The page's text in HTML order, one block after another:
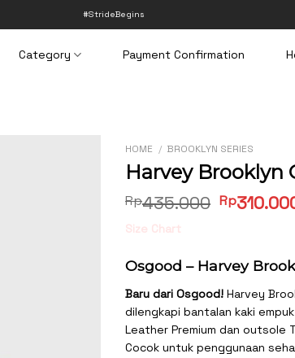
#StrideBegins
Category Payment Confirmation
HOME / BROOKLYN SERIES
Harvey Brooklyn
Rp435.000 Original
Rp
Size Chart
Osgood – Harvey
Baru dari Osgood! Harvey
dilengkapi bantalan kaki
Leather Premium dan outsole
Cocok untuk penggunaan